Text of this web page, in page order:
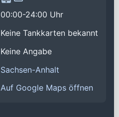
00:00-24:00 Uhr
Keine Tankkarten bekannt
Keine Angabe
Sachsen-Anhalt
Auf Google Maps öffnen